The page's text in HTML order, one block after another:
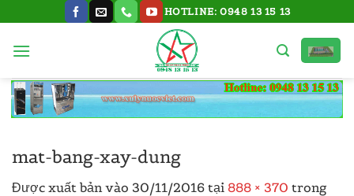
nội
HOTLINE: 0948 13 15 13
mat-bang-xay-dung
Được xuất bản vào 30/11/2016 tại 888 × 370 trong